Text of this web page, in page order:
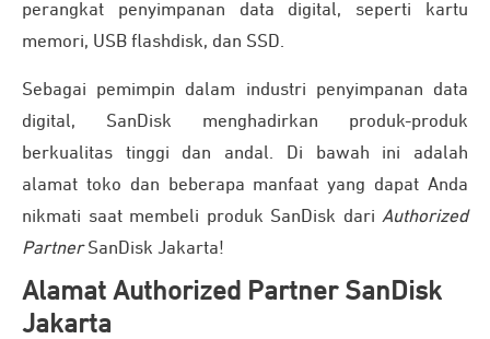
perangkat penyimpanan data digital, seperti kartu
memori, USB flashdisk, dan SSD.
Sebagai pemimpin dalam industri penyimpanan data
digital, SanDisk menghadirkan produk-produk
berkualitas tinggi dan andal. Di bawah ini adalah
alamat toko dan beberapa manfaat yang dapat Anda
nikmati saat membeli produk SanDisk dari Authorized
PartnerSanDisk Jakarta!
Alamat Authorized Partner SanDisk
Jakarta